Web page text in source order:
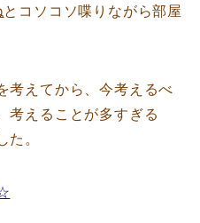
とコソコソ喋りながら部屋
考えてから、今考えるべ
考えることが多すぎる
た。